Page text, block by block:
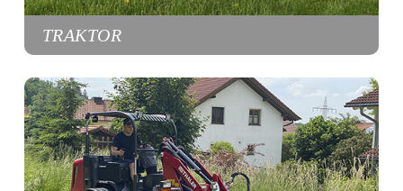
TRAKTOR